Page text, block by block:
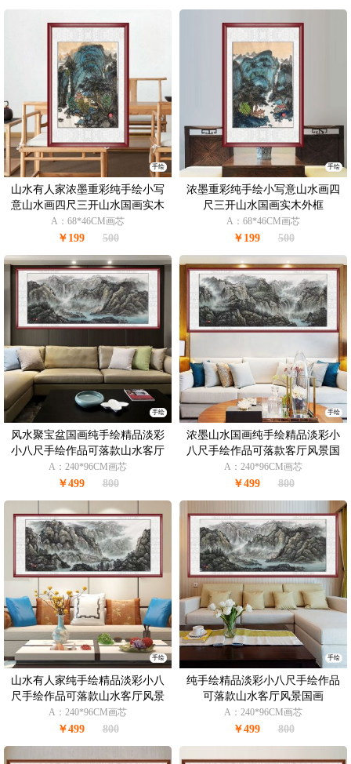
手绘
山水有人家浓墨重彩纯手绘小写
意山水画四尺三开山水国画实木
外框
A：68*46CM画芯
￥199 500
手绘
浓墨重彩纯手绘小写意山水画四
尺三开山水国画实木外框
A：68*46CM画芯
￥199 500
手绘
风水聚宝盆国画纯手绘精品淡彩
小八尺手绘作品可落款山水客厅
风景国画
A：240*96CM画芯
￥499 800
手绘
浓墨山水国画纯手绘精品淡彩小
八尺手绘作品可落款客厅风景国
画
A：240*96CM画芯
￥499 800
手绘
山水有人家纯手绘精品淡彩小八
尺手绘作品可落款山水客厅风景
国画
A：240*96CM画芯
￥499 800
手绘
纯手绘精品淡彩小八尺手绘作品
可落款山水客厅风景国画
A：240*96CM画芯
￥499 800